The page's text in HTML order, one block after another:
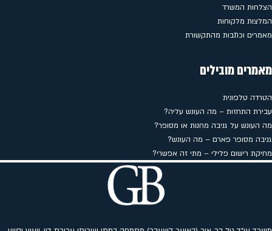
הצלחות המשרד
המלצות מלקוחות
מאמרים וכתבות מהתקשורת
מאמרים מובילים
הטרדה טלפונית
עבירת התחזות – מה העונש עליה?
מה העונש על גניבה מחנות או מסופר?
גניבה מסופר פארם – מה העונש?
מחיקת רישום פלילי – מתי זה אפשרי?